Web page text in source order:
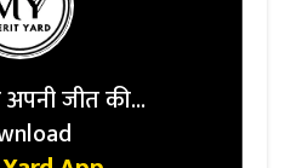
जीत की...